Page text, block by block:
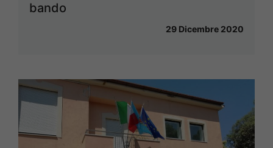
bando
29 Dicembre 2020